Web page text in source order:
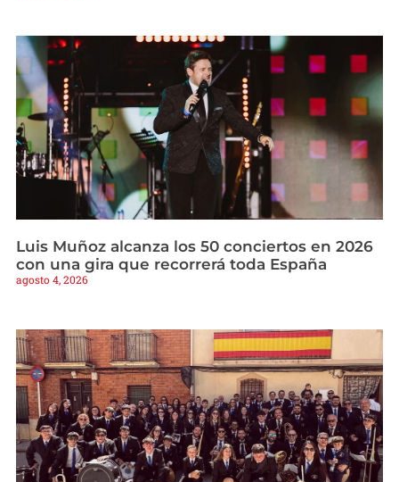
Luis Muñoz alcanza los 50 conciertos en 2026
con una gira que recorrerá toda España
agosto 4, 2026